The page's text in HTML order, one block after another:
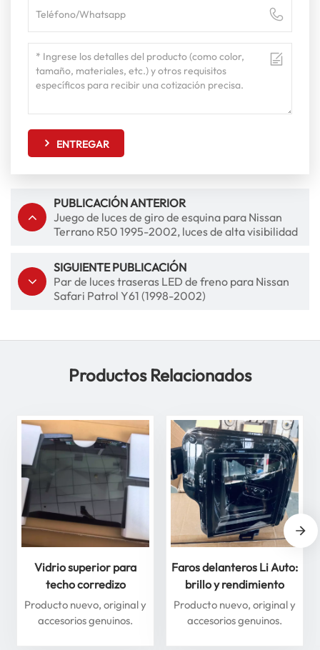
ENTREGAR
PUBLICACIÓN ANTERIOR
Juego de luces de giro de esquina para Nissan
Terrano R50 1995-2002, luces de alta visibilidad
SIGUIENTE PUBLICACIÓN
Par de luces traseras LED de freno para Nissan
Safari Patrol Y61 (1998-2002)
Productos Relacionados
Vidrio superior para
techo corredizo
delantero y trasero para
Li Auto Serie L: mejore
Producto nuevo, original y
accesorios genuinos.
Faros delanteros Li Auto:
brillo y rendimiento
superiores para máxima
seguridad
Producto nuevo, original y
accesorios genuinos.